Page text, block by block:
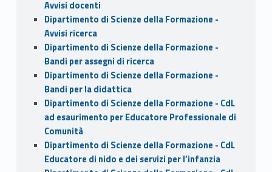
Avvisi docenti
Dipartimento di Scienze della Formazione -
Avvisi ricerca
Dipartimento di Scienze della Formazione -
Bandi per assegni di ricerca
Dipartimento di Scienze della Formazione -
Bandi per la didattica
Dipartimento di Scienze della Formazione - CdL
ad esaurimento per Educatore Professionale di
Comunità
Dipartimento di Scienze della Formazione - CdL
Educatore di nido e dei servizi per l’infanzia